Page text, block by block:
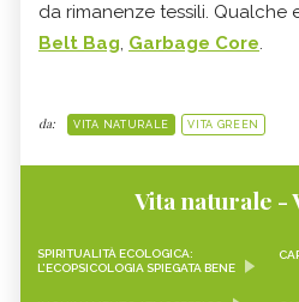
da rimanenze tessili. Qualche
Belt Bag, Garbage Core.
da: VITA NATURALE VITA GREEN
Vita naturale -
SPIRITUALITÀ ECOLOGICA:
L’ECOPSICOLOGIA SPIEGATA BENE